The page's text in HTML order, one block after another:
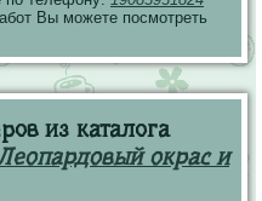
Вы можете посмотреть
из каталога
окрас и